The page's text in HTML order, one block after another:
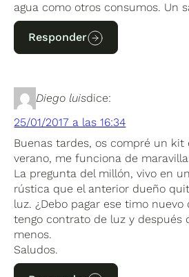
agua como otros consumos. Un
Responder
Diego luisdice:
25/01/2017 a las 16:34
Buenas tardes, os compré un kit
verano, me funciona de
La pregunta del millón, vivo en
rústica que el anterior dueño
luz. ¿Debo pagar ese timo nuevo
tengo contrato de luz y después
menos.
Saludos.